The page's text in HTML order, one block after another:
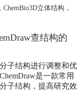
， ChemBio3D立体结构 ，
查结构的
子结构进行调整和优
是一款常用
子结构，提高研究效